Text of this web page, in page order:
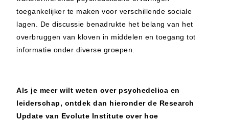
toegankelijker te maken voor verschillende sociale
lagen. De discussie benadrukte het belang van het
overbruggen van kloven in middelen en toegang tot
informatie onder diverse groepen.
Als je meer wilt weten over psychedelica en
leiderschap, ontdek dan hieronder de Research
Update van Evolute Institute over hoe